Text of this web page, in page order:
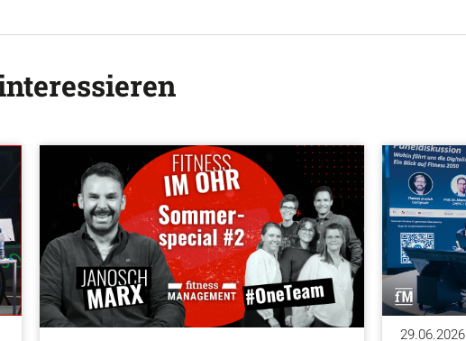
29.06.2026